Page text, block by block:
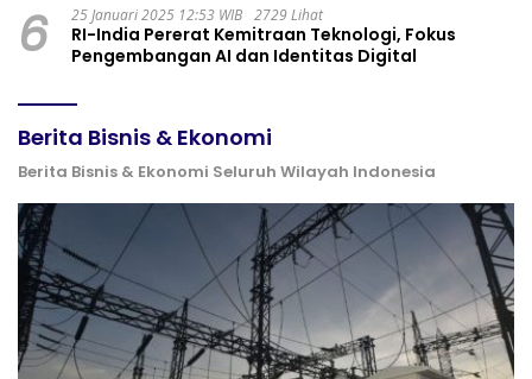
6 25 Januari 2025 12:53 WIB 2729 Lihat
RI-India Pererat Kemitraan Teknologi, Fokus
Pengembangan AI dan Identitas Digital
Berita Bisnis & Ekonomi
Berita Bisnis & Ekonomi Seluruh Wilayah Indonesia